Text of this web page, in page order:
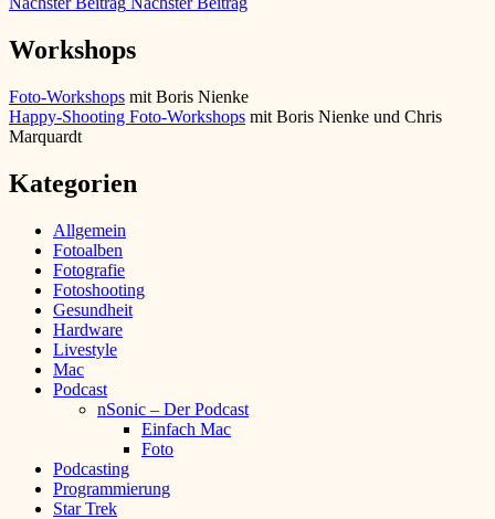
Workshops
Foto-Workshops mit Boris Nienke
Happy-Shooting Foto-Workshops mit Boris Nienke und Chris
Marquardt
Kategorien
Allgemein
Fotoalben
Fotografie
Fotoshooting
Gesundheit
Hardware
Livestyle
Mac
Podcast
nSonic – Der Podcast
Einfach Mac
Foto
Podcasting
Programmierung
Star Trek